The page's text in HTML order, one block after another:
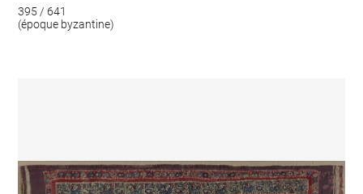
395 / 641
(époque byzantine)